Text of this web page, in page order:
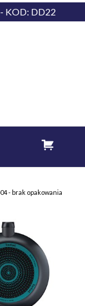
KOD: DD22
- brak opakowania